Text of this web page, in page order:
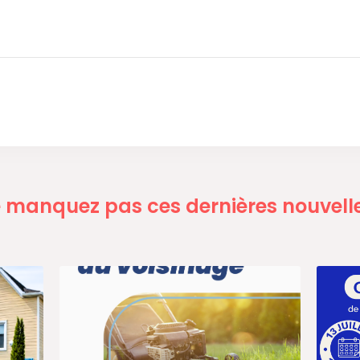
manquez pas ces dernières